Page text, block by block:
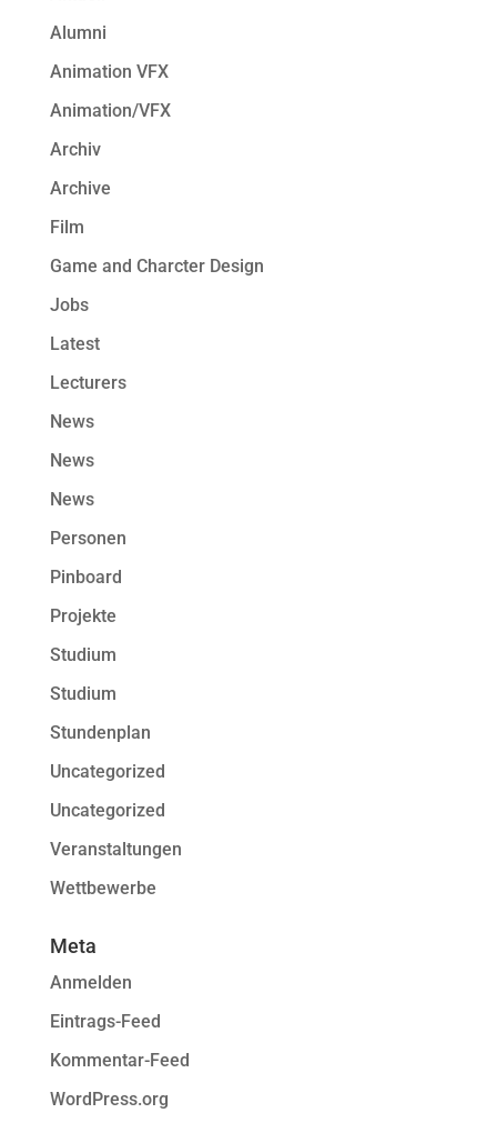
Alumni
Animation VFX
Animation/VFX
Archiv
Archive
Film
Game and Charcter Design
Jobs
Latest
Lecturers
News
News
News
Personen
Pinboard
Projekte
Studium
Studium
Stundenplan
Uncategorized
Uncategorized
Veranstaltungen
Wettbewerbe
Meta
Anmelden
Eintrags-Feed
Kommentar-Feed
WordPress.org